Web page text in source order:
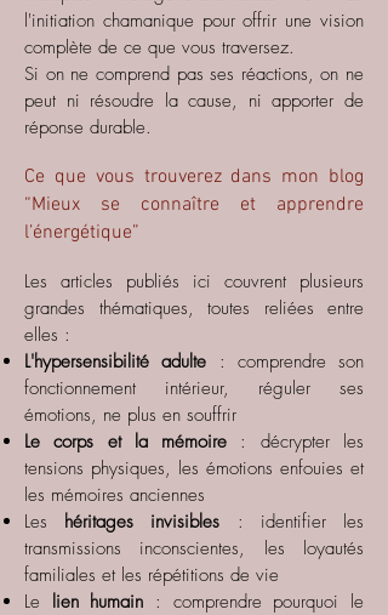
l'initiation chamanique pour offrir une vision
complète de ce que vous traversez.
Si on ne comprend pas ses réactions, on ne
peut ni résoudre la cause, ni apporter de
réponse durable.
Ce que vous trouverez dans mon blog
“Mieux se connaître et apprendre
l’énergétique”
Les articles publiés ici couvrent plusieurs
grandes thématiques, toutes reliées entre
elles :
L'hypersensibilité adulte : comprendre son
fonctionnement intérieur, réguler ses
émotions, ne plus en souffrir
Le corps et la mémoire : décrypter les
tensions physiques, les émotions enfouies et
les mémoires anciennes
Les héritages invisibles : identifier les
transmissions inconscientes, les loyautés
familiales et les répétitions de vie
Le lien humain : comprendre pourquoi le